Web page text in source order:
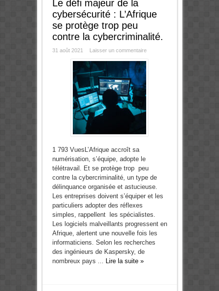
Le défi majeur de la
cybersécurité : L’Afrique
se protège trop peu
contre la cybercriminalité.
31 août 2021 Laisser un commentaire
1 793 VuesL’Afrique accroît sa
numérisation, s’équipe, adopte le
télétravail. Et se protège trop peu
contre la cybercriminalité, un type de
délinquance organisée et astucieuse.
Les entreprises doivent s’équiper et les
particuliers adopter des réflexes
simples, rappellent les spécialistes.
Les logiciels malveillants progressent en
Afrique, alertent une nouvelle fois les
informaticiens. Selon les recherches
des ingénieurs de Kaspersky, de
nombreux pays ... Lire la suite »